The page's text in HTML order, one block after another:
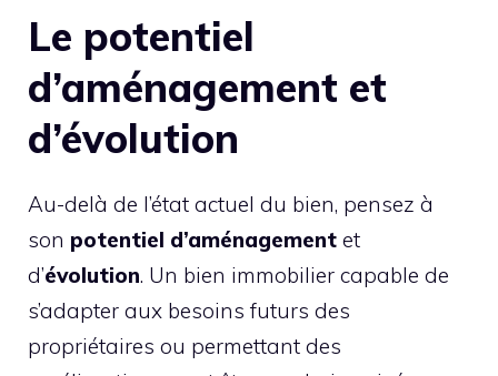
Le potentiel
d’aménagement et
d’évolution
Au-delà de l’état actuel du bien, pensez à
son potentiel d’aménagement et
d’évolution. Un bien immobilier capable de
s’adapter aux besoins futurs des
propriétaires ou permettant des